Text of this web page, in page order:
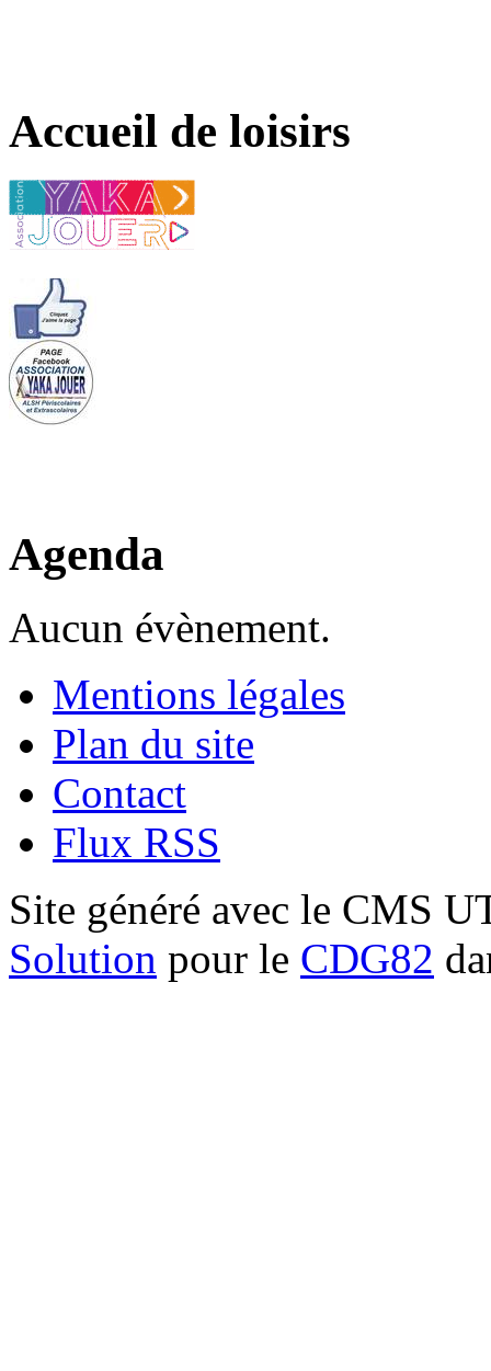
Accueil de loisirs
Agenda
Aucun évènement.
Mentions légales
Plan du site
Contact
Flux RSS
Site généré avec le CMS
Solution pour le CDG82